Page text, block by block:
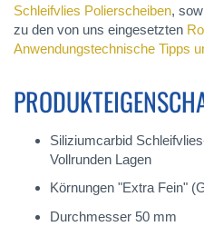
Schleifvlies Polierscheiben,
zu den von uns eingesetzten
Anwendungstechnische Tipps
Siliziumcarbid
Vollrunden Lagen
Körnungen "Extra Fein"
Durchmesser 50 mm